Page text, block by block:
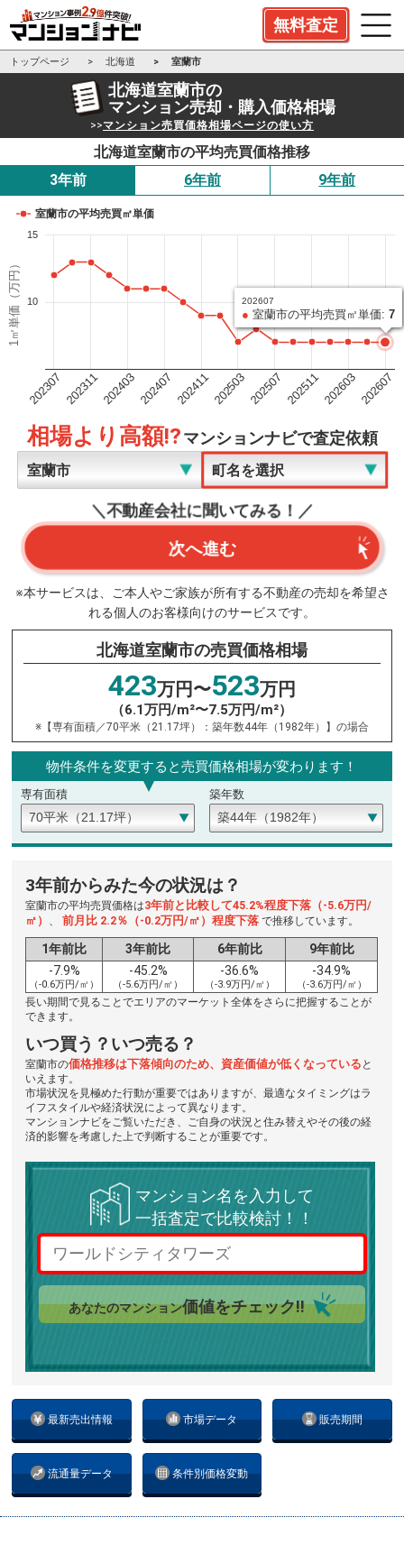
無料査定
トップページ 北海道 室蘭市
北海道室蘭市の
マンション売却・購入価格相場
>>マンション売買価格相場ページの使い方
北海道室蘭市の平均売買価格推移
3年前
6年前 9年前
1㎡単価（万円）
室蘭市の平均売買㎡単価
202307202311202403202407202411202503202507202511202603202607
10
15
202607
● 室蘭市の平均売買㎡単価: 7
相場より高額!?マンションナビで査定依頼
＼不動産会社に聞いてみる！／
次へ進む
※本サービスは、ご本人やご家族が所有する不動産の売却を希望さ
れる個人のお客様向けのサービスです。
北海道室蘭市の売買価格相場
423万円〜523万円
（6.1万円/m²〜7.5万円/m²）
※【専有面積／70平米（21.17坪）：築年数44年（1982年）】の場合
物件条件を変更すると売買価格相場が変わります！
専有面積 築年数
最新売出情報 市場データ 販売期間
流通量データ 条件別価格変動
3年前からみた今の状況は？
室蘭市の平均売買価格は3年前と比較して45.2%程度下落（-5.6万円/
㎡） 、前月比 2.2％（-0.2万円/㎡）程度下落で推移しています。
1年前比 3年前比 6年前比
9年前比
-7.9%
（-0.6万円/㎡）
-45.2%
（-5.6万円/㎡）
-36.6%
（-3.9万円/㎡）
-34.9%
（-3.6万円/㎡）
長い期間で見ることでエリアのマーケット全体をさらに把握することが
できます。
いつ買う？いつ売る？
室蘭市の価格推移は下落傾向のため、資産価値が低くなっている と
いえます。
市場状況を見極めた行動が重要ではありますが、最適なタイミングはラ
イフスタイルや経済状況によって異なります。
マンションナビをご覧いただき、ご自身の状況と住み替えやその後の経
済的影響を考慮した上で判断することが重要です。
マンション名を入力して
一括査定で比較検討！！
あなたのマンション価値をチェック!!